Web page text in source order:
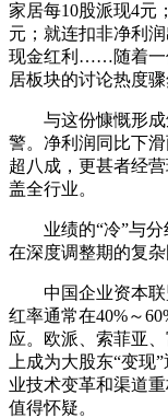
家居每10股派现4元
元；就连扣非净利
现金红利……随着一
居板块的讨论热度骤
与这份慷慨形成
警。净利润同比下
超八成，更甚者经
盖全行业。
业绩的“冷”与分
在深度调整期的复杂
中国企业资本联
红率通常在40%～
应。欧派、索菲亚
上成为大股东“变现
业技术变革和渠道
值得怀疑。